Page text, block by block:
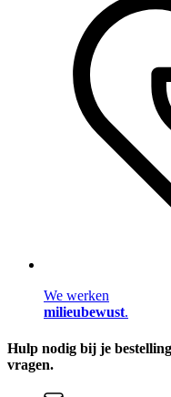
We werken
milieubewust.
Hulp nodig bij je
vragen.